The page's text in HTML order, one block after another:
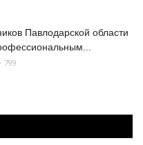
Павлодарской области
799